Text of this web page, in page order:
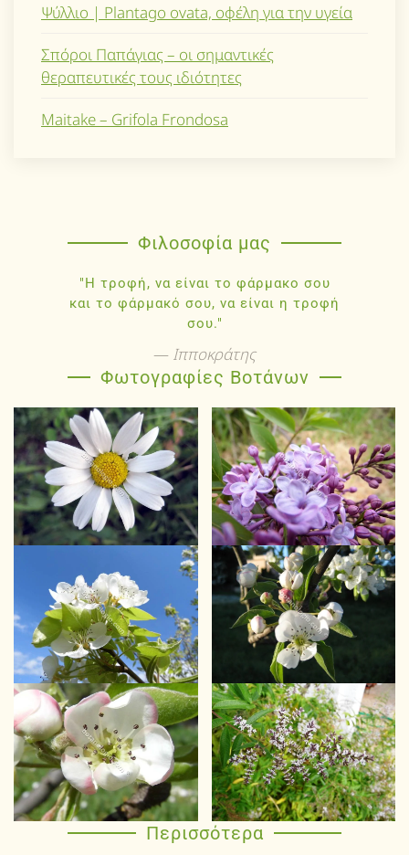
Ψύλλιο | Plantago ovata, οφέλη για την υγεία
Σπόροι Παπάγιας – οι σημαντικές
θεραπευτικές τους ιδιότητες
Maitake – Grifola Frondosa
Φιλοσοφία μας
"Η τροφή, να είναι το φάρμακο σου
και το φάρμακό σου, να είναι η τροφή
σου."
Ιπποκράτης
Φωτογραφίες Βοτάνων
Περισσότερα